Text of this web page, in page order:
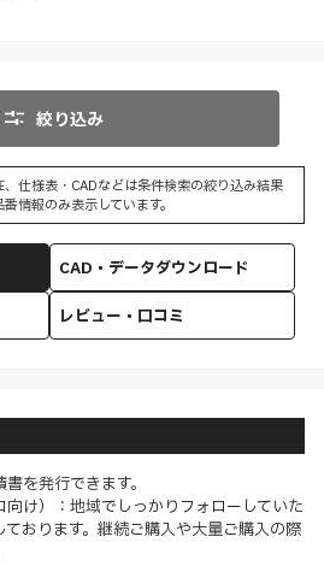
絞り込み
、仕様表・CADなどは条件検索の絞り込み結果
番情報のみ表示しています。
CAD・データダウンロード
レビュー・口コミ
を発行できます。
け）：地域でしっかりフォローしていた
おります。継続ご購入や大量ご購入の際